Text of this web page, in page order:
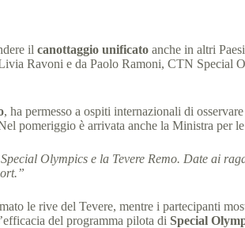
il canottaggio unificato anche in altri
Ravoni e da Paolo Ramoni, CTN Special
, ha permesso a ospiti internazionali di
pomeriggio è arrivata anche la Ministra per
Olympics e la Tevere Remo. Date ai
le rive del Tevere, mentre i partecipanti
del programma pilota di Special